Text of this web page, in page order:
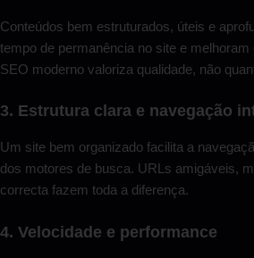
Conteúdos bem estruturados, úteis e
tempo de permanência no site e
SEO moderno valoriza qualidade, não
3. Estrutura clara e navegação
Um site bem organizado facilita a
dos motores de busca. URLs amigáveis,
correcta fazem toda a diferença.
4. Velocidade e performance